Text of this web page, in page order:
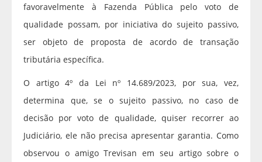
favoravelmente à Fazenda Pública pelo voto de
qualidade possam, por iniciativa do sujeito passivo,
ser objeto de proposta de acordo de transação
tributária específica.
O artigo 4º da Lei nº 14.689/2023, por sua, vez,
determina que, se o sujeito passivo, no caso de
decisão por voto de qualidade, quiser recorrer ao
Judiciário, ele não precisa apresentar garantia. Como
observou o amigo Trevisan em seu artigo sobre o